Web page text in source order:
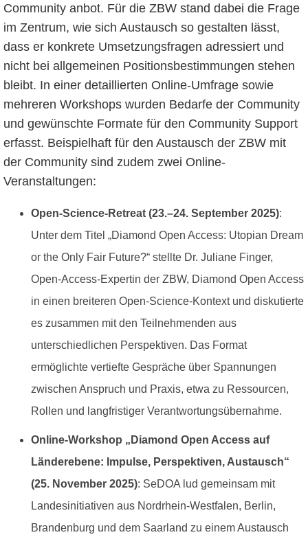
Community anbot. Für die ZBW stand dabei die Frage
im Zentrum, wie sich Austausch so gestalten lässt,
dass er konkrete Umsetzungsfragen adressiert und
nicht bei allgemeinen Positionsbestimmungen stehen
bleibt. In einer detaillierten Online-Umfrage sowie
mehreren Workshops wurden Bedarfe der Community
und gewünschte Formate für den Community Support
erfasst. Beispielhaft für den Austausch der ZBW mit
der Community sind zudem zwei Online-
Veranstaltungen:
Open-Science-Retreat (23.–24. September 2025):
Unter dem Titel „Diamond Open Access: Utopian Dream
or the Only Fair Future?“ stellte Dr. Juliane Finger,
Open-Access-Expertin der ZBW, Diamond Open Access
in einen breiteren Open-Science-Kontext und diskutierte
es zusammen mit den Teilnehmenden aus
unterschiedlichen Perspektiven. Das Format
ermöglichte vertiefte Gespräche über Spannungen
zwischen Anspruch und Praxis, etwa zu Ressourcen,
Rollen und langfristiger Verantwortungsübernahme.
Online-Workshop „Diamond Open Access auf
Länderebene: Impulse, Perspektiven, Austausch“
(25. November 2025): SeDOA lud gemeinsam mit
Landesinitiativen aus Nordrhein-Westfalen, Berlin,
Brandenburg und dem Saarland zu einem Austausch